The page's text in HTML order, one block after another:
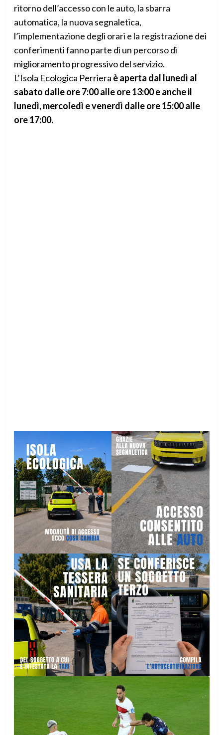
ritorno dell’accesso con le auto, la sbarra
automatica, la nuova segnaletica,
l’implementazione degli orari e la registrazione dei
conferimenti fanno parte di un percorso di
miglioramento progressivo del servizio.
L’Isola Ecologica Perriera è aperta dal lunedì al
sabato dalle ore 7:00 alle ore 13:00 e anche il
lunedì, mercoledì e venerdì dalle ore 15:00 alle
ore 17:00.